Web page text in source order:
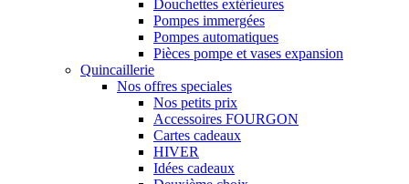
Douchettes extérieures
Pompes immergées
Pompes automatiques
Pièces pompe et vases expansion
Quincaillerie
Nos offres speciales
Nos petits prix
Accessoires FOURGON
Cartes cadeaux
HIVER
Idées cadeaux